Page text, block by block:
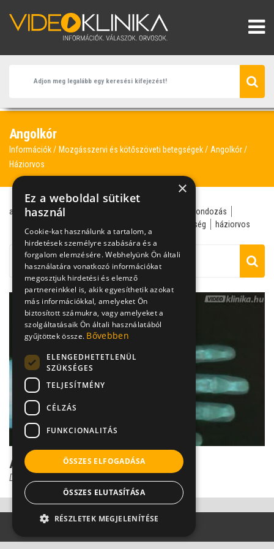
Angolkór
Információk Mozgásszervi és kötőszöveti betegségek
Angolkór
Háziorvos
angolkór táplálékkiegészítő
csecsemőgondozás
gyengeség háziorvos
A csontok tápanyaga
Dr. Vajer Péter PhD
×
Ez a weboldal sütiket
használ
Cookie-kat használunk a tartalom, a
hirdetések személyre szabására és a
forgalom elemzésére. Webhelyünk Ön általi
használatára vonatkozó információkat
megosztjuk hirdetési és elemző
partnereinkkel is, akik egyesíthetik azokat
más információkkal, amelyeket Ön
biztosított számukra, vagy amelyeket a
szolgáltatásaik Ön általi használatából
gyűjtöttek össze. Bővebben
ELENGEDHETETLENÜL
SZÜKSÉGES
TELJESÍTMÉNY
CÉLZÁS
FUNKCIONALITÁS
ÖSSZES ELFOGADÁSA
ÖSSZES ELUTASÍTÁSA
RÉSZLETEK MEGJELENÍTÉSE